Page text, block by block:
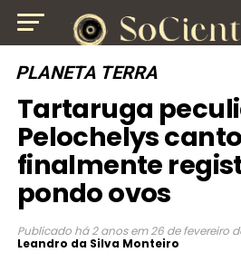
PLANETA TERRA
Tartaruga
Pelochelys
finalmente
pondo ovos
Publicado há 2 anos em 26 de fevereiro
Leandro da Silva Monteiro